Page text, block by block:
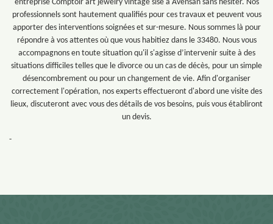
entreprise Comptoir art jewelry vintage sise à Avensan sans hésiter. Nos
professionnels sont hautement qualifiés pour ces travaux et peuvent vous
apporter des interventions soignées et sur-mesure. Nous sommes là pour
répondre à vos attentes où que vous habitiez dans le 33480. Nous vous
accompagnons en toute situation qu'il s'agisse d’intervenir suite à des
situations difficiles telles que le divorce ou un cas de décès, pour un simple
désencombrement ou pour un changement de vie. Afin d'organiser
correctement l'opération, nos experts effectueront d'abord une visite des
lieux, discuteront avec vous des détails de vos besoins, puis vous établiront
un devis.
-